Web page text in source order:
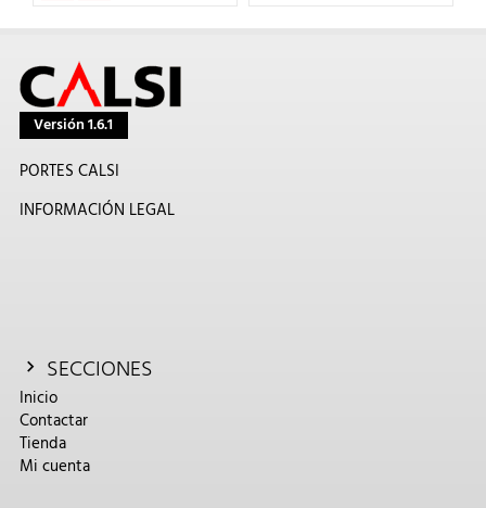
Versión 1.6.1
PORTES CALSI
INFORMACIÓN LEGAL
SECCIONES
Inicio
Contactar
Tienda
Mi cuenta